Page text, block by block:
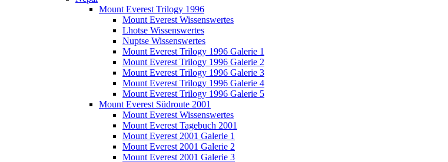
Mount Everest Trilogy 1996
Mount Everest Wissenswertes
Lhotse Wissenswertes
Nuptse Wissenswertes
Mount Everest Trilogy 1996 Galerie 1
Mount Everest Trilogy 1996 Galerie 2
Mount Everest Trilogy 1996 Galerie 3
Mount Everest Trilogy 1996 Galerie 4
Mount Everest Trilogy 1996 Galerie 5
Mount Everest Südroute 2001
Mount Everest Wissenswertes
Mount Everest Tagebuch 2001
Mount Everest 2001 Galerie 1
Mount Everest 2001 Galerie 2
Mount Everest 2001 Galerie 3